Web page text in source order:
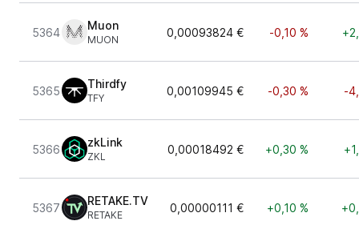
5364
Muon
MUON
0,00093824 € -0,10 %
5365
Thirdfy
TFY
0,00109945 € -0,30 % -
5366
zkLink
ZKL
0,00018492 € +0,30 %
5367
RETAKE.TV
RETAKE
0,00000111 € +0,10 %